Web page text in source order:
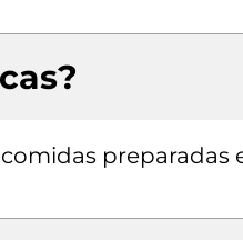
preparadas